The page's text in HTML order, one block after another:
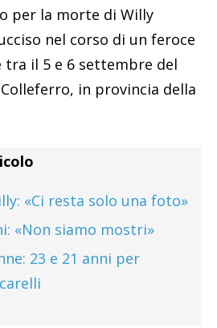
per la morte di Willy
nel corso di un feroce
il 5 e 6 settembre del
in provincia della
«Ci resta solo una foto»
«Non siamo mostri»
23 e 21 anni per